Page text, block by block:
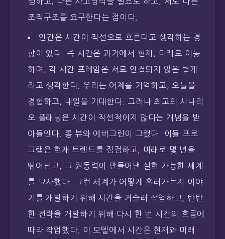
조직구조를 요구한다는 점이다.
인간은 시간이 직선으로 흐른다고 생각하는 경
향이 있다. 즉 시간은 과거에서 현재, 미래로 이동
하며, 각 시간 프레임은 서로 연결되지 않은 별개
라고 생각한다. 우리는 어제를 기억하고, 오늘을
경험하고, 내일을 기대한다. 그러나 최고의 시나리
오 플래닝은 시간이 직선적이지 않다는 개념을 받
아들인다. 롱 뷰와 에버그린이 그랬다. 이들 프로
그램은 현재 트렌드를 점검하고, 미래로 몇 년을
뛰어넘고, 그 원동력이 만들어낸 실현 가능한 세계
를 묘사했다. 그런 세계가 어떻게 흘러가는지 이야
기를 개발하기 위해 시간을 거슬러 작업하고, 탄탄
한 전략을 개발하기 위해 다시 한 번 시간의 흐름에
따라 작업했다. 이 모델에서 시간은 현재와 미래